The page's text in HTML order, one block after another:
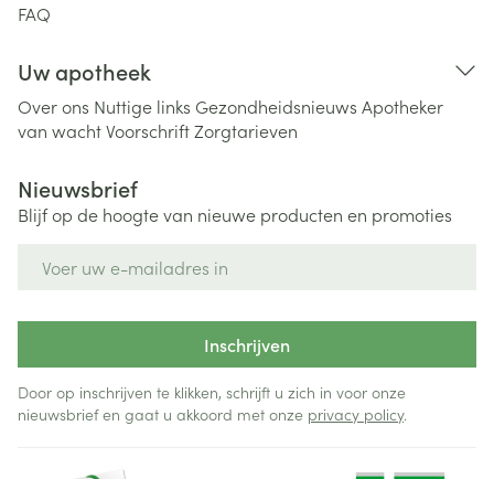
FAQ
Uw apotheek
Over ons Nuttige links Gezondheidsnieuws Apotheker
van wachtVoorschriftZorgtarieven
Nieuwsbrief
Blijf op de hoogte van nieuwe producten en promoties
Inschrijven
Door op inschrijven te klikken, schrijft u zich in voor onze
nieuwsbrief en gaat u akkoord met onze privacy policy.